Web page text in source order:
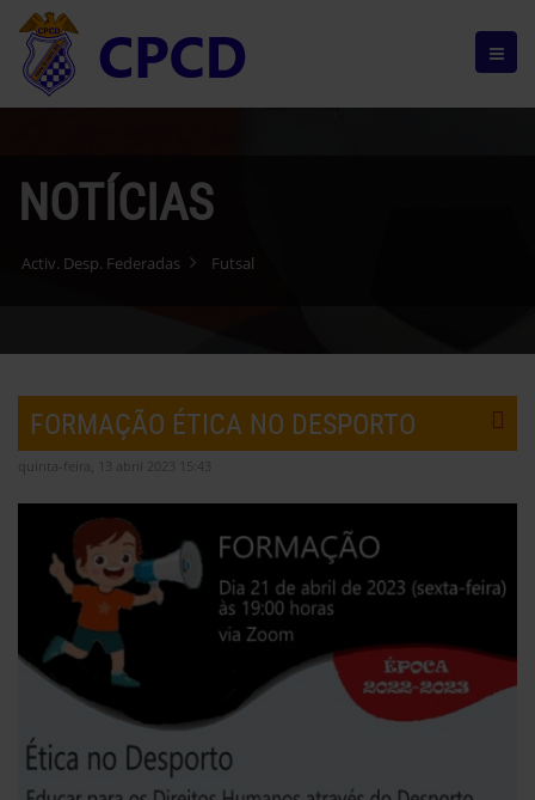
NOTÍCIAS
Activ. Desp. Federadas Futsal
FORMAÇÃO ÉTICA NO DESPORTO
quinta-feira, 13 abril 2023 15:43